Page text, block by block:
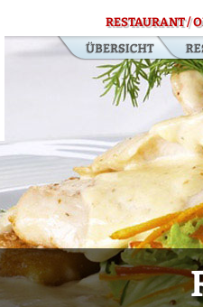
RESTAURANT /